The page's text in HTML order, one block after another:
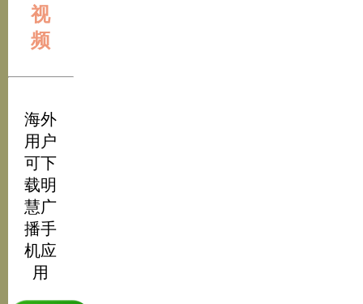
视
频
海外
用户
可下
载明
慧广
播手
机应
用